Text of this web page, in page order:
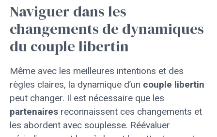
Naviguer dans les
changements de dynamiques
du couple libertin
Même avec les meilleures intentions et des
règles claires, la dynamique d’un couple libertin
peut changer. Il est nécessaire que les
partenaires reconnaissent ces changements et
les abordent avec souplesse. Réévaluer